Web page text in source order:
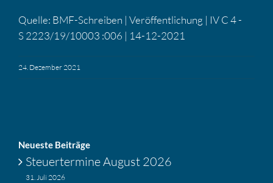
Quelle: BMF-Schreiben | Veröf­fent­li­chung | IV C 4 -
S 2223/19/10003 :006 | 14-12-2021
24. Dezember 2021
Neueste Beiträge
Steuer­ter­mine August 2026
31. Juli 2026